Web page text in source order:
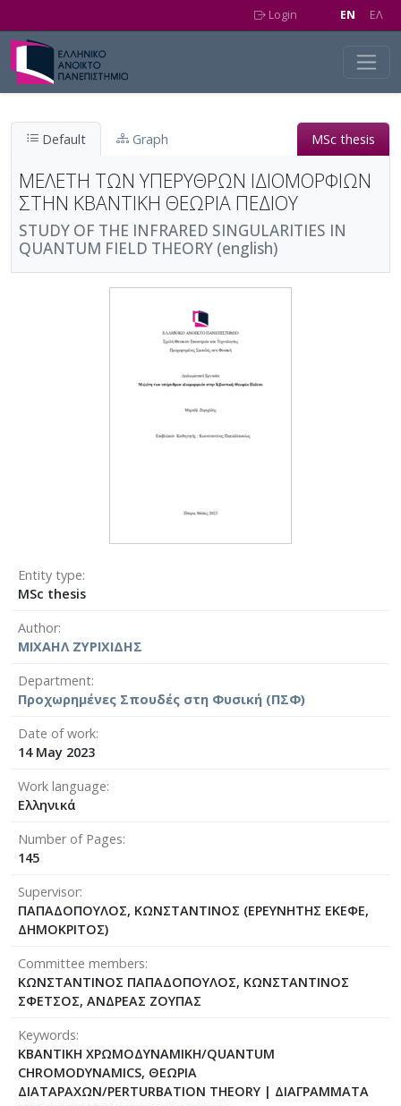
Login EN EΛ
Default Graph MSc thesis
ΜΕΛΕΤΗ ΤΩΝ ΥΠΕΡΥΘΡΩΝ ΙΔΙΟΜΟΡΦΙΩΝ
ΣΤΗΝ ΚΒΑΝΤΙΚΗ ΘΕΩΡΙΑ ΠΕΔΙΟΥ
STUDY OF THE INFRARED SINGULARITIES IN
QUANTUM FIELD THEORY (english)
Entity type
MSc thesis
Author
ΜΙΧΑΗΛ ΖΥΡΙΧΙΔΗΣ
Department
Προχωρημένες Σπουδές στη Φυσική (ΠΣΦ)
Date of work
14 May 2023
Work language
Ελληνικά
Number of Pages
145
Supervisor
ΠΑΠΑΔΟΠΟΥΛΟΣ, ΚΩΝΣΤΑΝΤΙΝΟΣ (ΕΡΕΥΝΗΤΗΣ ΕΚΕΦΕ,
ΔΗΜΟΚΡΙΤΟΣ)
Committee members
ΚΩΝΣΤΑΝΤΙΝΟΣ ΠΑΠΑΔΟΠΟΥΛΟΣ, ΚΩΝΣΤΑΝΤΙΝΟΣ
ΣΦΕΤΣΟΣ, ΑΝΔΡΕΑΣ ΖΟΥΠΑΣ
Keywords
ΚΒΑΝΤΙΚΗ ΧΡΩΜΟΔΥΝΑΜΙΚΗ/QUANTUM
CHROMODYNAMICS, ΘΕΩΡΙΑ
ΔΙΑΤΑΡΑΧΩΝ/PERTURBATION THEORY | ΔΙΑΓΡΑΜΜΑΤΑ